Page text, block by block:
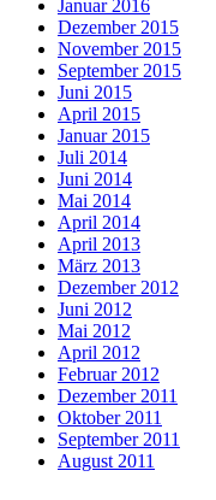
Januar 2016
Dezember 2015
November 2015
September 2015
Juni 2015
April 2015
Januar 2015
Juli 2014
Juni 2014
Mai 2014
April 2014
April 2013
März 2013
Dezember 2012
Juni 2012
Mai 2012
April 2012
Februar 2012
Dezember 2011
Oktober 2011
September 2011
August 2011